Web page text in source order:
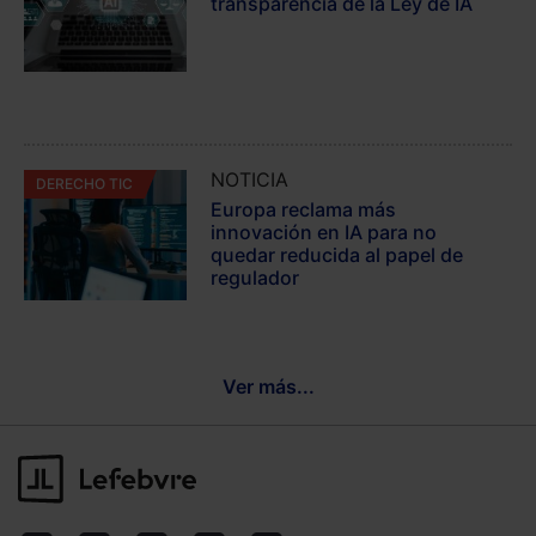
DERECHO TIC
NOTICIA
Europa reclama más
innovación en IA para no
quedar reducida al papel de
regulador
Ver más...